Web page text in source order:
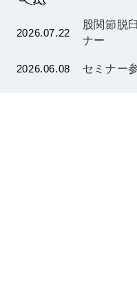
2026.07.22
股関節脱
ナー
2026.06.08 セミナー